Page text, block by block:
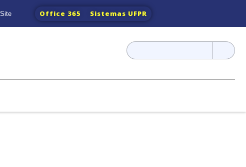
Office 365 Sistemas UFPR
Pesquisar
por: